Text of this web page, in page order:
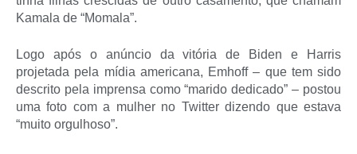
Kamala de “Momala”.
Logo após o anúncio da vitória de Biden e Harris
projetada pela mídia americana, Emhoff – que tem sido
descrito pela imprensa como “marido dedicado” – postou
uma foto com a mulher no Twitter dizendo que estava
“muito orgulhoso”.